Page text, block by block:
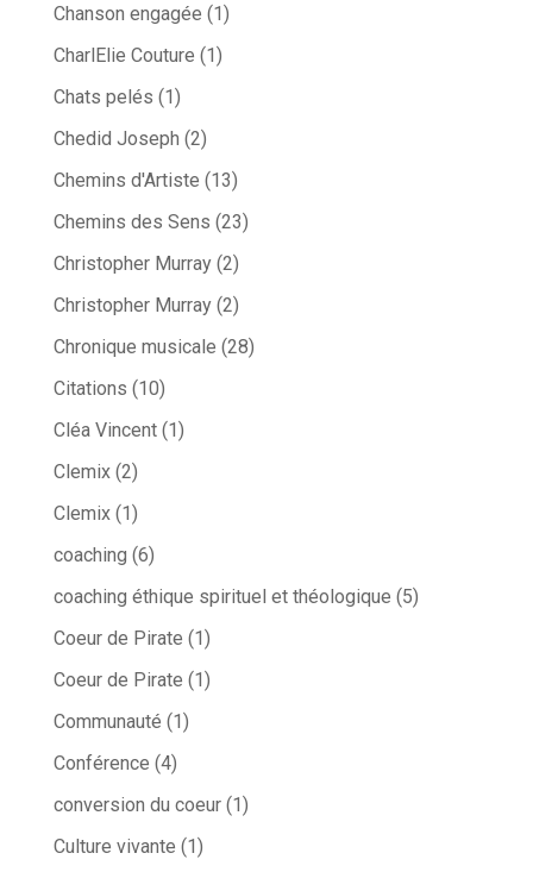
Chanson engagée (1)
CharlElie Couture (1)
Chats pelés (1)
Chedid Joseph (2)
Chemins d'Artiste (13)
Chemins des Sens (23)
Christopher Murray(2)
Christopher Murray(2)
Chronique musicale (28)
Citations (10)
Cléa Vincent(1)
Clemix(2)
Clemix(1)
coaching (6)
coaching éthique spirituel et théologique (5)
Coeur de Pirate (1)
Coeur de Pirate (1)
Communauté (1)
Conférence (4)
conversion du coeur(1)
Culture vivante (1)